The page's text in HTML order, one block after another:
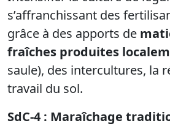
s’affranchissant des
grâce à des apports de
fraîches produites
saule), des intercultures, la
travail du sol.
SdC-4 : Maraîchage